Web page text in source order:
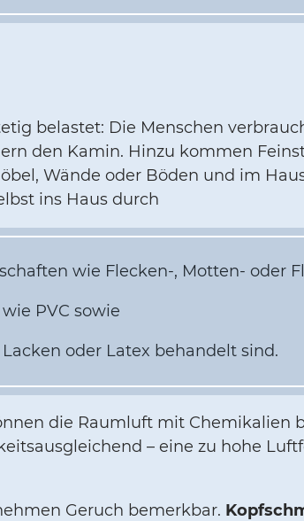
belastet: Die Menschen
den Kamin. Hinzu kommen
Wände oder Böden und im
ins Haus durch
wie Flecken-, Motten- oder
PVC sowie
oder Latex behandelt sind.
die Raumluft mit Chemikalien
– eine zu hohe
Geruch bemerkbar.